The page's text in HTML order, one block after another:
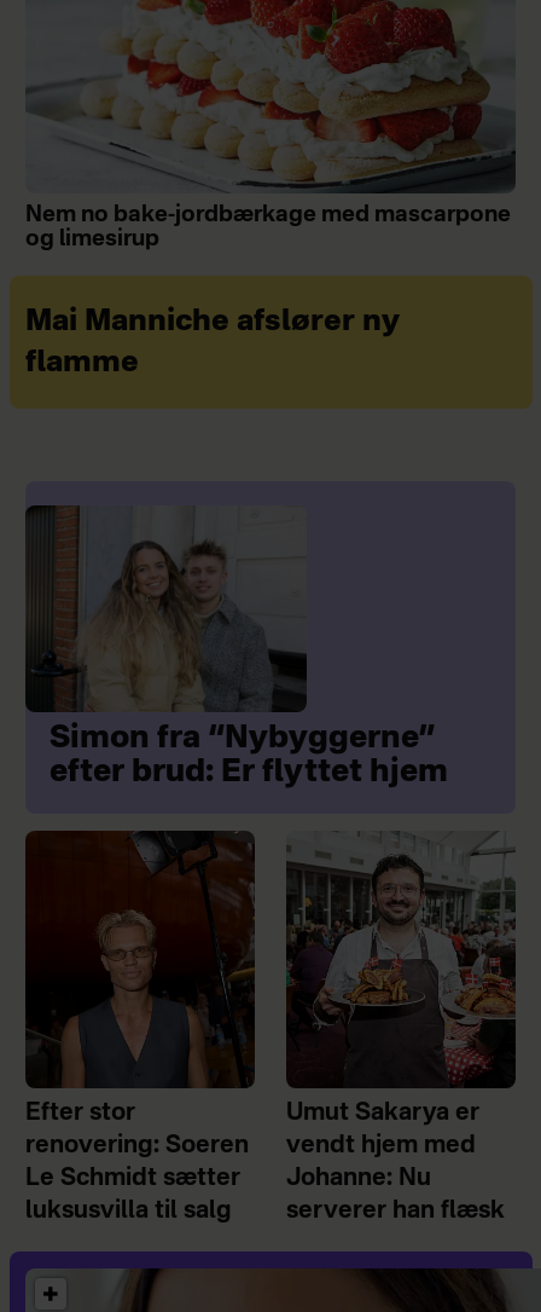
Nem no bake-jordbærkage med mascarpone
og limesirup
Mai Manniche afslører ny
flamme
Simon fra “Nybyggerne”
efter brud: Er flyttet hjem
Efter stor
renovering: Soeren
Le Schmidt sætter
luksusvilla til salg
Umut Sakarya er
vendt hjem med
Johanne: Nu
serverer han flæsk